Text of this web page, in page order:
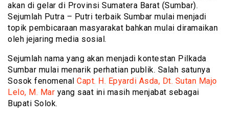
akan di gelar di Provinsi Sumatera Barat (Sumbar).
Sejumlah Putra – Putri terbaik Sumbar mulai menjadi
topik pembicaraan masyarakat bahkan mulai diramaikan
oleh jejaring media sosial.
Sejumlah nama yang akan menjadi kontestan Pilkada
Sumbar mulai menarik perhatian publik. Salah satunya
Sosok fenomenal Capt. H. Epyardi Asda, Dt. Sutan Majo
Lelo, M. Mar yang saat ini masih menjabat sebagai
Bupati Solok.